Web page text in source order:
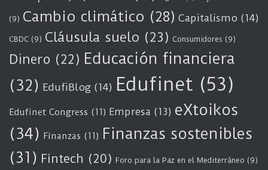
(9) Cambio climático (28) Capitalismo (14)
CBDC (9) Cláusula suelo (23) Consumidores (9)
Dinero (22) Educación financiera
(32) EdufiBlog (14) Edufinet (53)
Edufinet Congress (11) Empresa (13) eXtoikos
(34) Finanzas (11) Finanzas sostenibles
(31) Fintech (20) Foro para la Paz en el Mediterráneo (9)